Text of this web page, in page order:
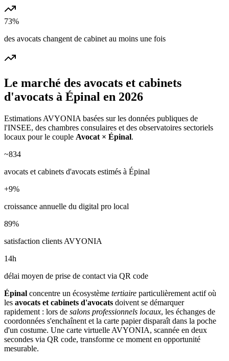
73%
des avocats changent de cabinet au moins une fois
Le marché des avocats et cabinets
d'avocats à Épinal en 2026
Estimations AVYONIA basées sur les données publiques de
l'INSEE, des chambres consulaires et des observatoires sectoriels
locaux pour le couple Avocat × Épinal.
~834
avocats et cabinets d'avocats estimés à Épinal
+9%
croissance annuelle du digital pro local
89%
satisfaction clients AVYONIA
14h
délai moyen de prise de contact via QR code
Épinal concentre un écosystème tertiaire particulièrement actif où
les avocats et cabinets d'avocats doivent se démarquer
rapidement : lors de salons professionnels locaux, les échanges de
coordonnées s'enchaînent et la carte papier disparaît dans la poche
d'un costume. Une carte virtuelle AVYONIA, scannée en deux
secondes via QR code, transforme ce moment en opportunité
mesurable.